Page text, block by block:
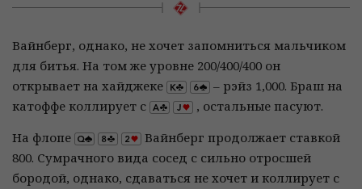
Вайнберг, однако, не хочет запомниться мальчиком
для битья. На том же уровне 200/400/400 он
открывает на хайджеке
– рэйз 1,000. Браш на
катоффе коллирует с
, остальные пасуют.
На флопе
Вайнберг продолжает ставкой
800. Сумрачного вида сосед с сильно отросшей
бородой, однако, сдаваться не хочет и коллирует с